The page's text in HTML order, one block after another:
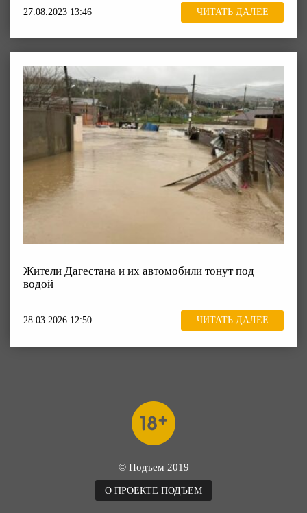
27.08.2023 13:46 ЧИТАТЬ ДАЛЕЕ
Жители Дагестана и их автомобили тонут под
водой
28.03.2026 12:50 ЧИТАТЬ ДАЛЕЕ
© Подъем 2019
О ПРОЕКТЕ ПОДЪЕМ